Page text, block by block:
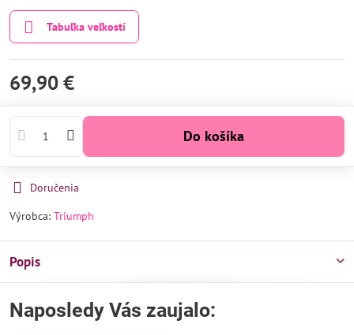
Tabuľka veľkostí
69,90 €
Do košíka
Doručenia
Výrobca: Triumph
Popis
Naposledy Vás zaujalo: